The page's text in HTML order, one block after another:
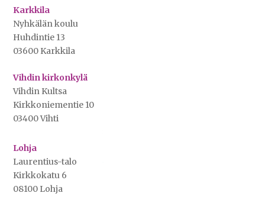
Karkkila
Nyhkälän koulu
Huhdintie 13
03600 Karkkila
Vihdin kirkonkylä
Vihdin Kultsa
Kirkkoniementie 10
03400 Vihti
Lohja
Laurentius-talo
Kirkkokatu 6
08100 Lohja